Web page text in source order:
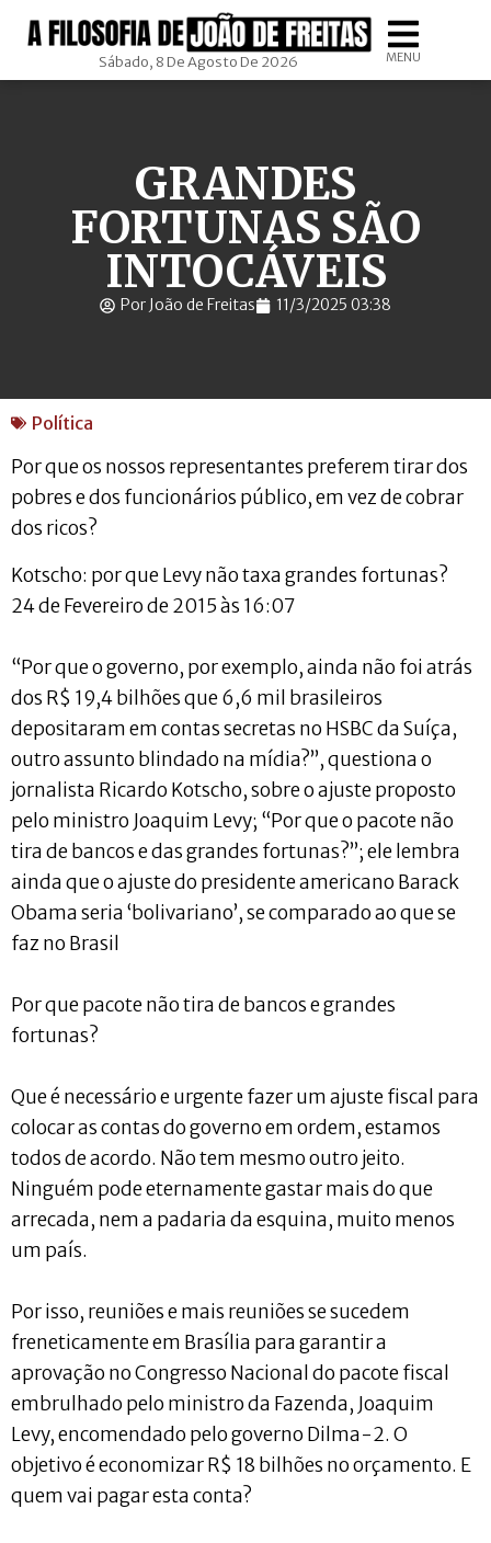
Sábado, 8 De Agosto De 2026 MENU
GRANDES
FORTUNAS SÃO
INTOCÁVEIS
Por João de Freitas 11/3/2025 03:38
Política
Por que os nossos representantes preferem tirar dos
pobres e dos funcionários público, em vez de cobrar
dos ricos?
Kotscho: por que Levy não taxa grandes fortunas?
24 de Fevereiro de 2015 às 16:07
“Por que o governo, por exemplo, ainda não foi atrás
dos R$ 19,4 bilhões que 6,6 mil brasileiros
depositaram em contas secretas no HSBC da Suíça,
outro assunto blindado na mídia?”, questiona o
jornalista Ricardo Kotscho, sobre o ajuste proposto
pelo ministro Joaquim Levy; “Por que o pacote não
tira de bancos e das grandes fortunas?”; ele lembra
ainda que o ajuste do presidente americano Barack
Obama seria ‘bolivariano’, se comparado ao que se
faz no Brasil
Por que pacote não tira de bancos e grandes
fortunas?
Que é necessário e urgente fazer um ajuste fiscal para
colocar as contas do governo em ordem, estamos
todos de acordo. Não tem mesmo outro jeito.
Ninguém pode eternamente gastar mais do que
arrecada, nem a padaria da esquina, muito menos
um país.
Por isso, reuniões e mais reuniões se sucedem
freneticamente em Brasília para garantir a
aprovação no Congresso Nacional do pacote fiscal
embrulhado pelo ministro da Fazenda, Joaquim
Levy, encomendado pelo governo Dilma-2. O
objetivo é economizar R$ 18 bilhões no orçamento. E
quem vai pagar esta conta?